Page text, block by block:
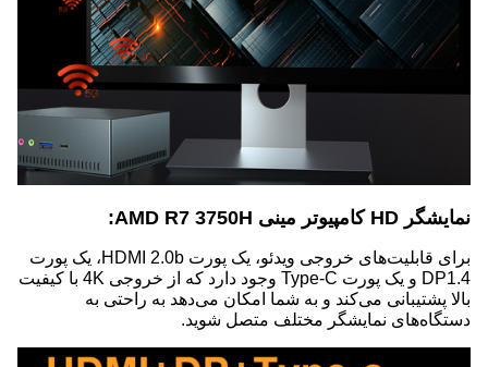
نمایشگر HD کامپیوتر مینی AMD R7 3750H:
برای قابلیت‌های خروجی ویدئو، یک پورت HDMI 2.0b، یک پورت
DP1.4 و یک پورت Type-C وجود دارد که از خروجی 4K با کیفیت
بالا پشتیبانی می‌کند و به شما امکان می‌دهد به راحتی به
دستگاه‌های نمایشگر مختلف متصل شوید.